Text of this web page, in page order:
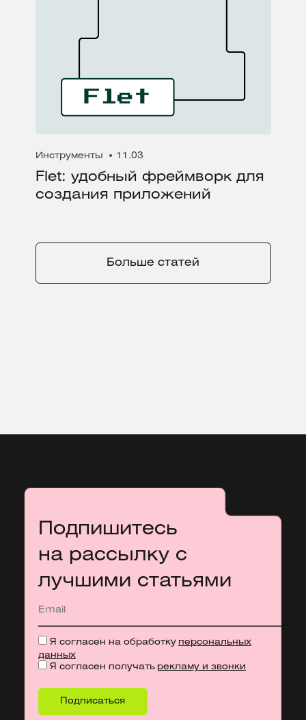
Инструменты 11.03
Flet: удобный фреймворк для
создания приложений
Больше статей
Подпишитесь
на рассылку с
лучшими статьями
Я согласен на обработку персональных
данных
Я согласен получать рекламу и звонки